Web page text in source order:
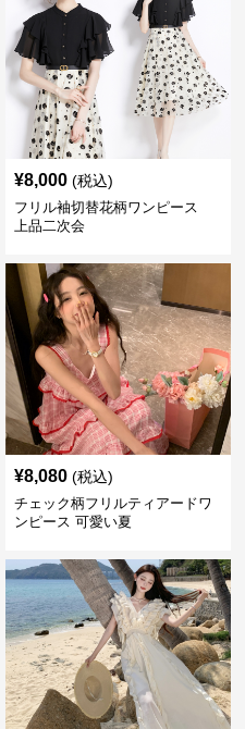
¥8,000 (税込)
フリル袖切替花柄ワンピース
上品二次会
¥8,080 (税込)
チェック柄フリルティアードワ
ンピース 可愛い夏